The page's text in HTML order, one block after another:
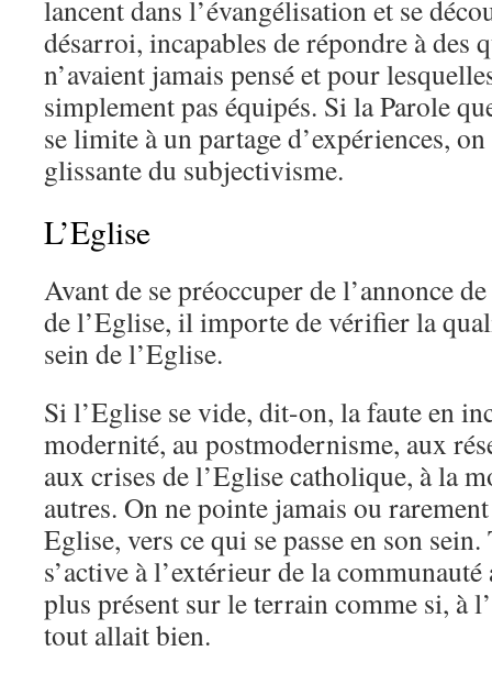
lancent dans l’évangélisation et se
désarroi, incapables de répondre à des
n’avaient jamais pensé et pour
simplement pas équipés. Si la Parole
se limite à un partage d’expériences,
glissante du subjectivisme.
L’Eglise
Avant de se préoccuper de l’annonce
de l’Eglise, il importe de vérifier la
sein de l’Eglise.
Si l’Eglise se vide, dit-on, la faute en
modernité, au postmodernisme, aux
aux crises de l’Eglise catholique, à la
autres. On ne pointe jamais ou
Eglise, vers ce qui se passe en son
s’active à l’extérieur de la communauté
plus présent sur le terrain comme si, à
tout allait bien.